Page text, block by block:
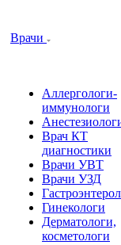
Врачи
Аллергологи-
иммунологи
Врач КТ
диагностики
Врачи УВТ
Врачи УЗД
Гинекологи
Дерматологи,
косметологи